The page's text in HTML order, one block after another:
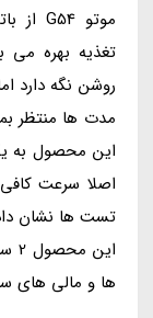
روشن نگه دارد
مدت ها منتظر
اصلا سرعت کافی
تست ها نشان
ها و مالی های